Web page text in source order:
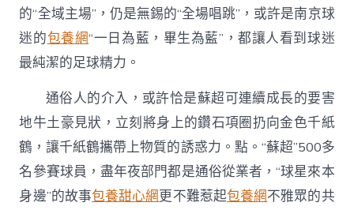
的“全域主場”，仍是無錫的“全場唱跳”，或許是南京球
迷的包養網“一日為藍，畢生為藍”，都讓人看到球迷
最純潔的足球精力。
通俗人的介入，或許恰是蘇超可連續成長的要害
地牛土豪見狀，立刻將身上的鑽石項圈扔向金色千紙
鶴，讓千紙鶴攜帶上物質的誘惑力。點。“蘇超”500多
名參賽球員，盡年夜部門都是通俗從業者，“球星來本
身邊”的故事包養甜心網更不難惹起包養網不雅眾的共